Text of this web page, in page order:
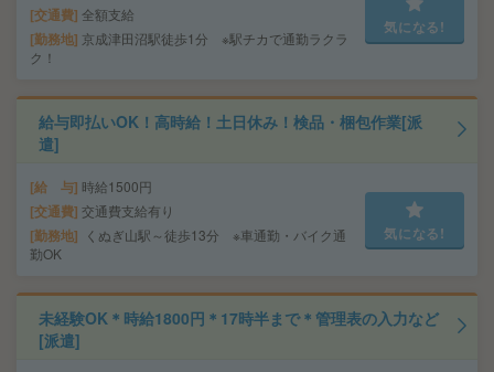
交通費 全額支給
勤務地 京成津田沼駅徒歩1分 ※駅チカで通勤ラクラ
ク！
気になる!
給与即払いOK！高時給！土日休み！検品・梱包作業[派
遣]
給 与 時給1500円
交通費 交通費支給有り
勤務地
くぬぎ山駅～徒歩13分 ※車通勤・バイク通
勤OK
気になる!
未経験OK＊時給1800円＊17時半まで＊管理表の入力など
[派遣]